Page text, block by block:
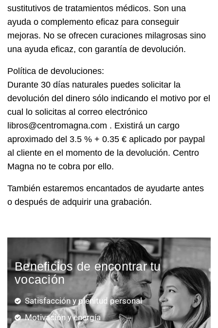
sustitutivos de tratamientos médicos. Son una
ayuda o complemento eficaz para conseguir
mejoras. No se ofrecen curaciones milagrosas sino
una ayuda eficaz, con garantía de devolución.
Política de devoluciones:
Durante 30 días naturales puedes solicitar la
devolución del dinero sólo indicando el motivo por el
cual lo solicitas al correo electrónico
libros@centromagna.com . Existirá un cargo
aproximado del 3.5 % + 0.35 € aplicado por paypal
al cliente en el momento de la devolución. Centro
Magna no te cobra por ello.
También estaremos encantados de ayudarte antes
o después de adquirir una grabación.
Beneficios de encontrar tu
vocación
Satisfacción y plenitud personal
Motivación y energía